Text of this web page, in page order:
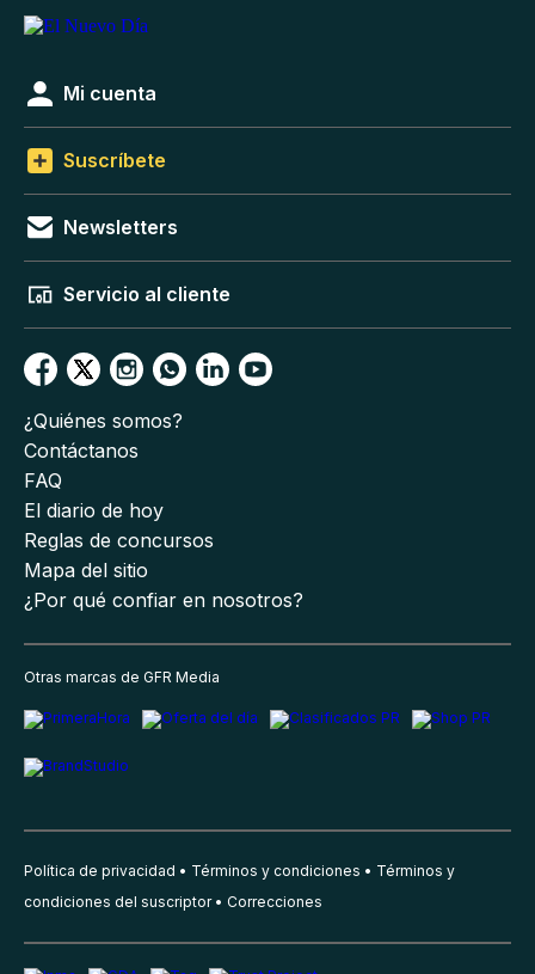
Mi cuenta
Suscríbete
Newsletters
Servicio al cliente
¿Quiénes somos?
Contáctanos
FAQ
El diario de hoy
Reglas de concursos
Mapa del sitio
¿Por qué confiar en nosotros?
Otras marcas de GFR Media
Política de privacidad Términos y condiciones
Términos y
condiciones del suscriptor
Correcciones